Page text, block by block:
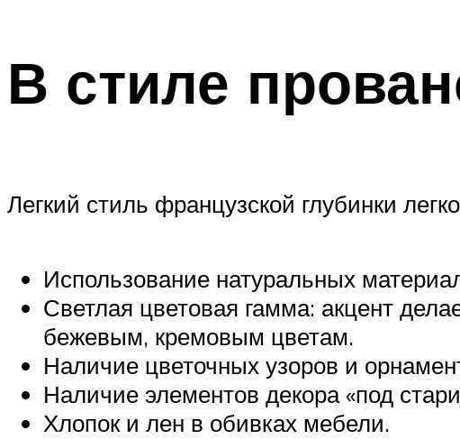
В стиле
Легкий стиль французской глубинки
Использование натуральных
Светлая цветовая гамма: акцент
бежевым, кремовым цветам.
Наличие цветочных узоров и
Наличие элементов декора «под
Хлопок и лен в обивках мебели.